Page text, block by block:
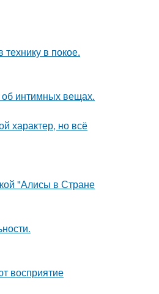
в покое.
об интимных вещах.
характер, но всё
"Алисы в Стране
восприятие